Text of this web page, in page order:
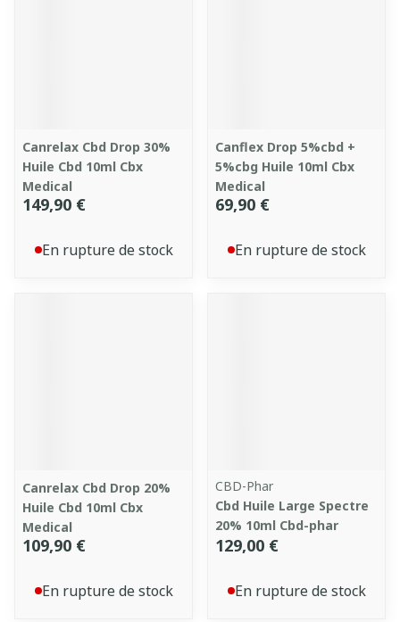
Canrelax Cbd Drop 30%
Huile Cbd 10ml Cbx
Medical
149,90 €
En rupture de stock
Canflex Drop 5%cbd +
5%cbg Huile 10ml Cbx
Medical
69,90 €
En rupture de stock
Canrelax Cbd Drop 20%
Huile Cbd 10ml Cbx
Medical
109,90 €
En rupture de stock
CBD-Phar
Cbd Huile Large Spectre
20% 10ml Cbd-phar
129,00 €
En rupture de stock